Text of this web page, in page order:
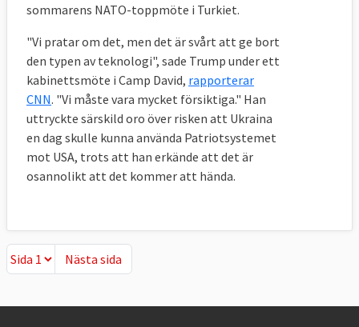
sommarens NATO-toppmöte i Turkiet.
"Vi pratar om det, men det är svårt att ge bort
den typen av teknologi", sade Trump under ett
kabinettsmöte i Camp David, rapporterar
CNN. "Vi måste vara mycket försiktiga." Han
uttryckte särskild oro över risken att Ukraina
en dag skulle kunna använda Patriotsystemet
mot USA, trots att han erkände att det är
osannolikt att det kommer att hända.
Nästa sida
Nästa sida